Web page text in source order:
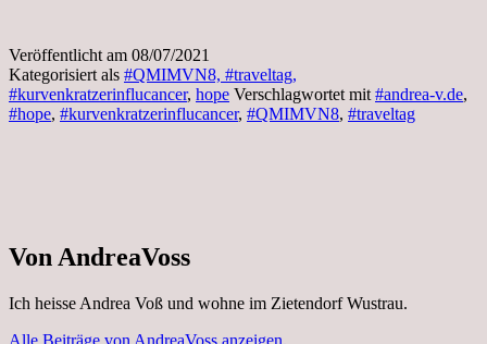
Veröffentlicht am 08/07/2021
Kategorisiert als #QMIMVN8, #traveltag,
#kurvenkratzerinflucancer, hope Verschlagwortet mit #andrea-v.de,
#hope, #kurvenkratzerinflucancer, #QMIMVN8, #traveltag
Von AndreaVoss
Ich heisse Andrea Voß und wohne im Zietendorf Wustrau.
Alle Beiträge von AndreaVoss anzeigen.